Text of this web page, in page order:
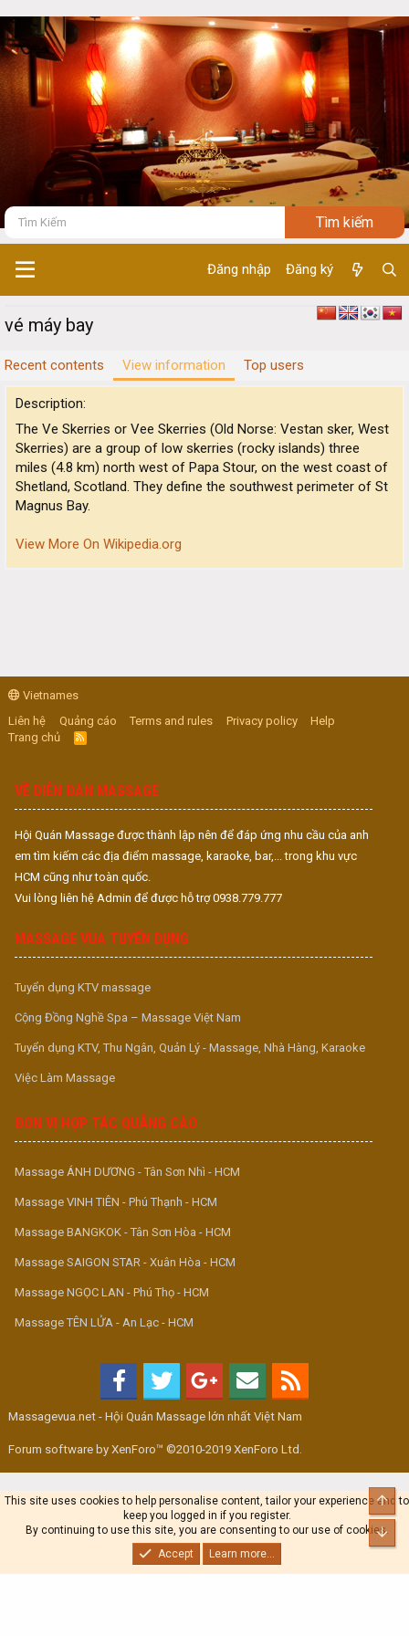
Đăng nhập Đăng ký
vé máy bay
Recent contents View information Top users
Description
The Ve Skerries or Vee Skerries (Old Norse: Vestan sker, West
Skerries) are a group of low skerries (rocky islands) three
miles (4.8 km) north west of Papa Stour, on the west coast of
Shetland, Scotland. They define the southwest perimeter of St
Magnus Bay.
View More On Wikipedia.org
Vietnames
Liên hệ
Quảng cáo Terms and rules Privacy policy
Help
Trang chủ
R
S
VỀ DIỄN ĐÀN MASSAGE
Hội Quán Massage được thành lập nên để đáp ứng nhu cầu của anh
em tìm kiếm các địa điểm massage, karaoke, bar,... trong khu vực
HCM cũng như toàn quốc.
Vui lòng liên hệ Admin để được hỗ trợ 0938.779.777
MASSAGE VUA TUYỂN DỤNG
Tuyển dụng KTV massage
Cộng Đồng Nghề Spa – Massage Việt Nam
Tuyển dụng KTV, Thu Ngân, Quản Lý - Massage, Nhà Hàng, Karaoke
Việc Làm Massage
ĐƠN VỊ HỢP TÁC QUẢNG CÁO
Massage ÁNH DƯƠNG - Tân Sơn Nhì - HCM
Massage VINH TIÊN - Phú Thạnh - HCM
Massage BANGKOK - Tân Sơn Hòa - HCM
Massage SAIGON STAR - Xuân Hòa - HCM
Massage NGỌC LAN - Phú Thọ - HCM
Massage TÊN LỬA - An Lạc - HCM
Massagevua.net - Hội Quán Massage lớn nhất Việt Nam
Forum software by XenForo™ ©2010-2019 XenForo Ltd.
This site uses cookies to help personalise content, tailor your experience and to
keep you logged in if you register.
By continuing to use this site, you are consenting to our use of cookies.
Accept
Learn more...
Top